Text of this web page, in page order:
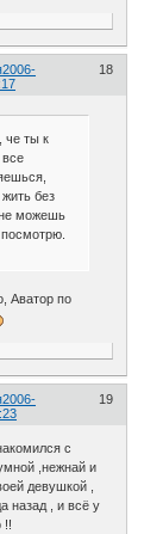
18
2006-
че ты к
без
можешь
посмотрю.
Аватор по
19
2006-
с
,нежнай и
девушкой ,
назад , и всё у
!!